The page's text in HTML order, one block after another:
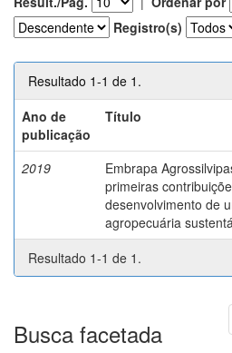
Registro(s)
Resultado 1-1 de 1.
Ano de
publicação
Título
2019
Embrapa
primeiras
desenvolvimento de
agropecuária
Resultado 1-1 de 1.
Busca facetada